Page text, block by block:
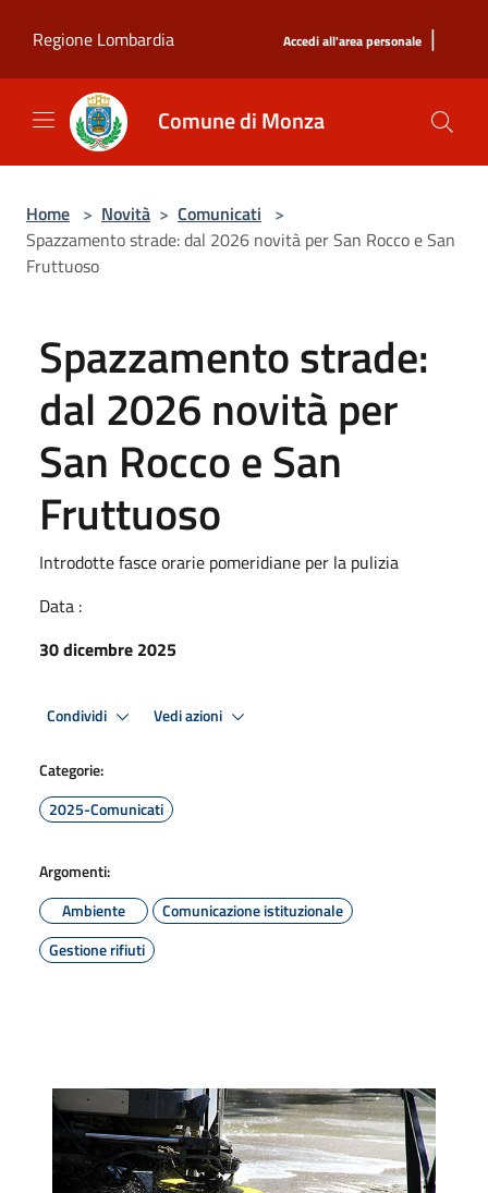
Regione Lombardia
Accedi all'area personale |
Comune di Monza
Home > Novità > Comunicati >
Spazzamento strade: dal 2026 novità per San Rocco e San
Fruttuoso
Spazzamento strade:
dal 2026 novità per
San Rocco e San
Fruttuoso
Introdotte fasce orarie pomeridiane per la pulizia
Data :
30 dicembre 2025
Condividi Vedi azioni
Categorie:
2025-Comunicati
Argomenti:
Ambiente
Comunicazione istituzionale
Gestione rifiuti